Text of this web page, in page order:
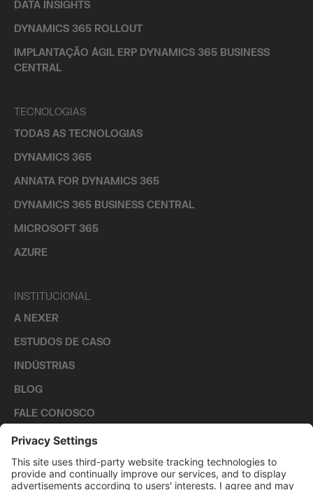
DATA INSIGHTS
DYNAMICS 365 ROLLOUT
IMPLANTAÇÃO ÁGIL ERP DYNAMICS 365 BUSINESS
CENTRAL
TECNOLOGIAS
TODAS AS TECNOLOGIAS
DYNAMICS 365
ANNATA FOR DYNAMICS 365
DYNAMICS 365 BUSINESS CENTRAL
MICROSOFT 365
AZURE
INSTITUCIONAL
A NEXER
ESTUDOS DE CASO
INDÚSTRIAS
BLOG
FALE CONOSCO
CARREIRAS